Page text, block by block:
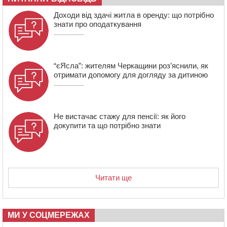
19:40 Бійці КОРДу Черкащини повернулися з фронту: на
зміну їм вирушили побратими
Доходи від здачі житла в оренду: що потрібно
знати про оподаткування
“єЯсла”: жителям Черкащини роз’яснили, як
отримати допомогу для догляду за дитиною
Не вистачає стажу для пенсії: як його
докупити та що потрібно знати
Читати ще
МИ У СОЦМЕРЕЖАХ